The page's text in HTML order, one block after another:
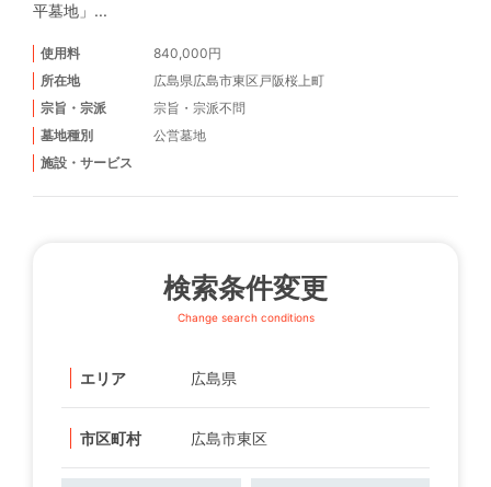
平墓地」...
使用料
840,000円
所在地
広島県広島市東区戸阪桜上町
宗旨・宗派
宗旨・宗派不問
墓地種別
公営墓地
施設・サービス
検索条件変更
Change search conditions
エリア 広島県
市区町村 広島市東区